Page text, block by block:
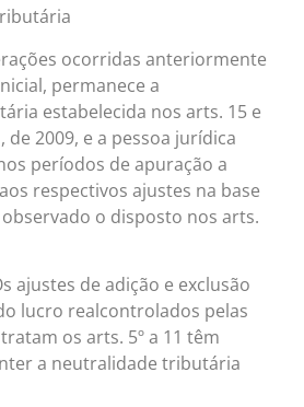
ocorridas anteriormente
permanece a
estabelecida nos arts. 15 e
de 2009, e a pessoa jurídica
períodos de apuração a
respectivos ajustes na base
observado o disposto nos arts.
ajustes de adição e exclusão
lucro realcontrolados pelas
os arts. 5º a 11 têm
a neutralidade tributária